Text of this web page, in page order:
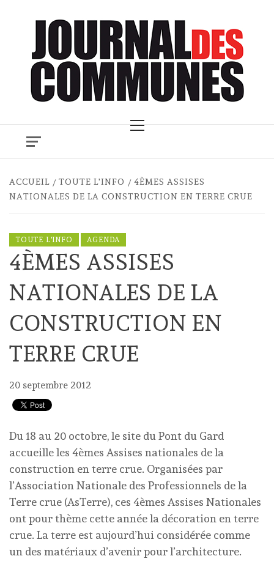
Menu
ACCUEIL TOUTE L'INFO
4ÈMES ASSISES
NATIONALES DE LA CONSTRUCTION EN TERRE CRUE
TOUTE L'INFO AGENDA
4ÈMES ASSISES
NATIONALES DE LA
CONSTRUCTION EN
TERRE CRUE
20 septembre 2012
Du 18 au 20 octobre, le site du Pont du Gard
accueille les 4èmes Assises nationales de la
construction en terre crue. Organisées par
l’Association Nationale des Professionnels de la
Terre crue (AsTerre), ces 4èmes Assises Nationales
ont pour thème cette année la décoration en terre
crue. La terre est aujourd’hui considérée comme
un des matériaux d’avenir pour l’architecture.